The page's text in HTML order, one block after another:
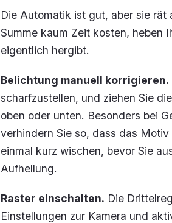
Die Automatik ist gut, aber sie rät
Summe kaum Zeit kosten, heben
eigentlich hergibt.
Belichtung manuell korrigieren.
scharfzustellen, und ziehen Sie
oben oder unten. Besonders bei
verhindern Sie so, dass das
einmal kurz wischen, bevor Sie
Aufhellung.
Raster einschalten. Die
Einstellungen zur Kamera und